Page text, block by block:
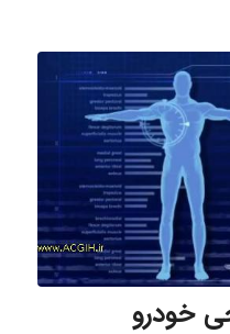
خودرو